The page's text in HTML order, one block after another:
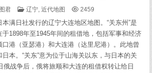
君
POSTED
辽宁, 近代地图 2459
满日社发行的辽宁大连地区地图。“关东州”是
1898年至1945年间的租借地，包括军事和经济
港（亚瑟港）和大连港（达里尼港）。此地曾
本。“关东”意为位于山海关以东，与日本的关
俄战争后，俄将旅顺和大连的租借权转让给日